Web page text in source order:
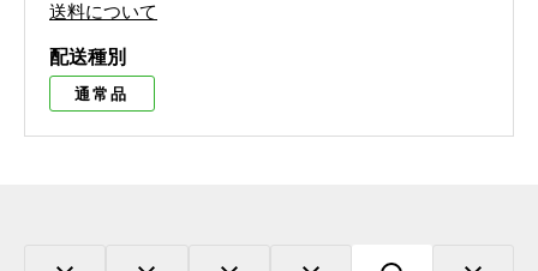
送料について
配送種別
通常品